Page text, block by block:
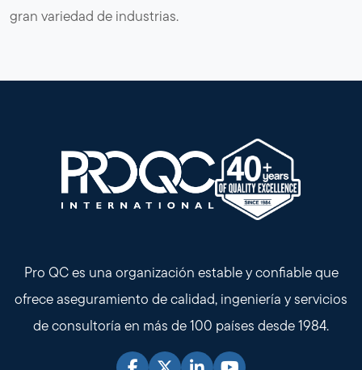
gran variedad de industrias.
Pro QC es una organización estable y confiable que
ofrece aseguramiento de calidad, ingeniería y servicios
de consultoría en más de 100 países desde 1984.